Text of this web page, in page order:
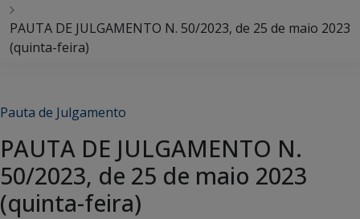
PAUTA DE JULGAMENTO N. 50/2023, de 25 de maio 2023
(quinta-feira)
Pauta de Julgamento
PAUTA DE JULGAMENTO N.
50/2023, de 25 de maio 2023
(quinta-feira)